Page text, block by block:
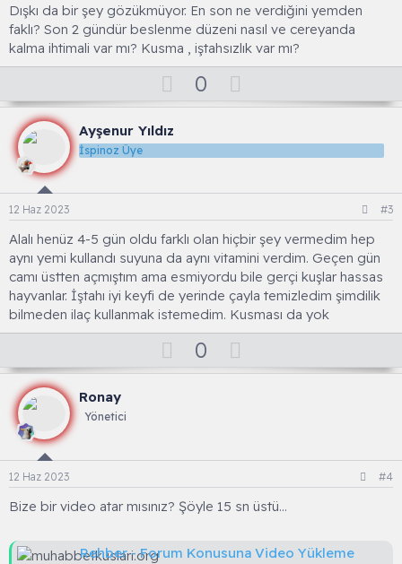
Dışkı da bir şey gözükmüyor. En son ne verdiğini yemden
faklı? Son 2 gündür beslenme düzeni nasıl ve cereyanda
kalma ihtimali var mı? Kusma , iştahsızlık var mı?
O
y
a
0
o
n
o
e
Ayşenur Yıldız
İspinoz Üye
12 Haz 2023 #3
Alalı henüz 4-5 gün oldu farklı olan hiçbir şey vermedim hep
aynı yemi kullandı suyuna da aynı vitamini verdim. Geçen gün
camı üstten açmıştım ama esmiyordu bile gerçi kuşlar hassas
hayvanlar. İştahı iyi keyfi de yerinde çayla temizledim şimdilik
bilmeden ilaç kullanmak istemedim. Kusması da yok
O
y
0
o
o
e
Ronay
Yönetici
12 Haz 2023 #4
Bize bir video atar mısınız? Şöyle 15 sn üstü…
Rehber - Forum Konusuna Video Yükleme